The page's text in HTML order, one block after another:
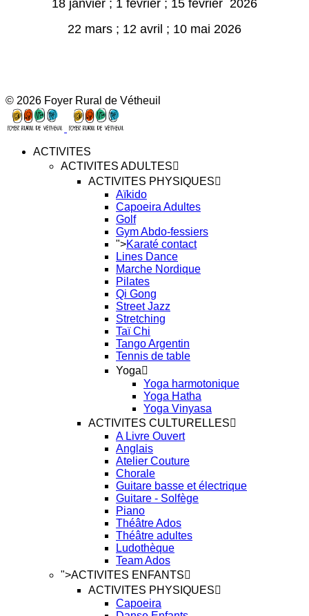
18 janvier ; 1 février ; 15 février 2026
22 mars ; 12 avril ; 10 mai 2026
© 2026 Foyer Rural de Vétheuil
ACTIVITES
ACTIVITES ADULTES
ACTIVITES PHYSIQUES
Aïkido
Capoeira Adultes
Golf
Gym Abdo-fessiers
">Karaté contact
Lines Dance
Marche Nordique
Pilates
Qi Gong
Street Jazz
Stretching
Taï Chi
Tango Argentin
Tennis de table
Yoga
Yoga harmotonique
Yoga Hatha
Yoga Vinyasa
ACTIVITES CULTURELLES
A Livre Ouvert
Anglais
Atelier Couture
Chorale
Guitare basse et électrique
Guitare - Solfège
Piano
Théâtre Ados
Théâtre adultes
Ludothèque
Team Ados
">ACTIVITES ENFANTS
ACTIVITES PHYSIQUES
Capoeira